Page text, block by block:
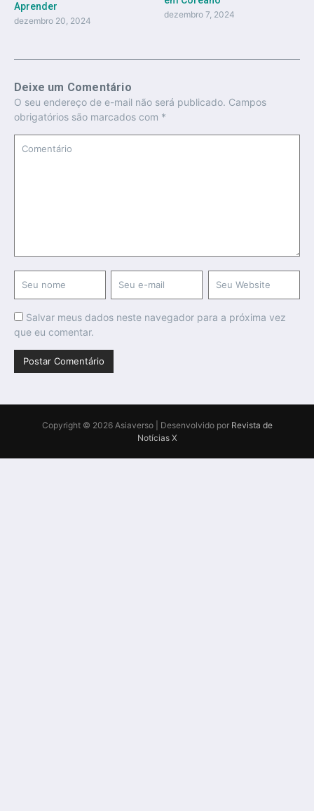
Aprender
dezembro 20, 2024
dezembro 7, 2024
Deixe um Comentário
O seu endereço de e-mail não será publicado. Campos
obrigatórios são marcados com *
Salvar meus dados neste navegador para a próxima vez
que eu comentar.
Copyright © 2026 Asiaverso | Desenvolvido por Revista de
Notícias X